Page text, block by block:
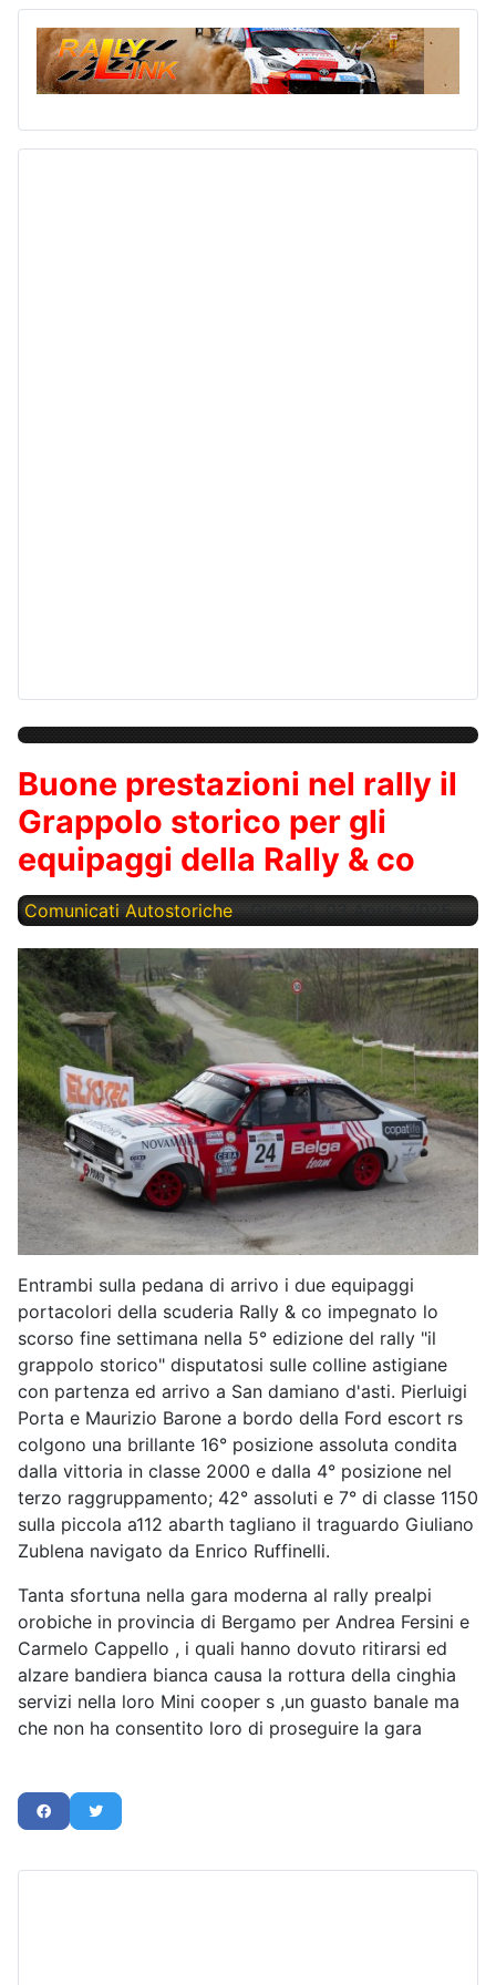
Buone prestazioni nel rally il
Grappolo storico per gli
equipaggi della Rally & co
Comunicati Autostoriche Giovedì, 03 Aprile 2025
Entrambi sulla pedana di arrivo i due equipaggi
portacolori della scuderia Rally & co impegnato lo
scorso fine settimana nella 5° edizione del rally "il
grappolo storico" disputatosi sulle colline astigiane
con partenza ed arrivo a San damiano d'asti. Pierluigi
Porta e Maurizio Barone a bordo della Ford escort rs
colgono una brillante 16° posizione assoluta condita
dalla vittoria in classe 2000 e dalla 4° posizione nel
terzo raggruppamento; 42° assoluti e 7° di classe 1150
sulla piccola a112 abarth tagliano il traguardo Giuliano
Zublena navigato da Enrico Ruffinelli.
Tanta sfortuna nella gara moderna al rally prealpi
orobiche in provincia di Bergamo per Andrea Fersini e
Carmelo Cappello , i quali hanno dovuto ritirarsi ed
alzare bandiera bianca causa la rottura della cinghia
servizi nella loro Mini cooper s ,un guasto banale ma
che non ha consentito loro di proseguire la gara